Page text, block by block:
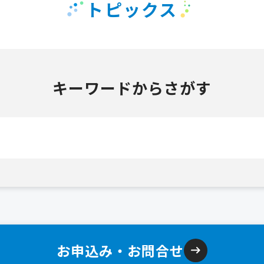
トピックス
キーワードからさがす
お申込み・お問合せ